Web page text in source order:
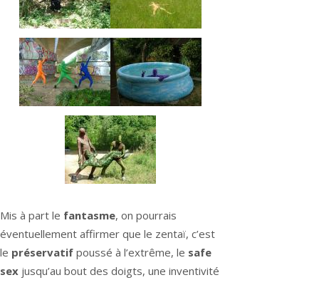
Mis à part le fantasme, on pourrais
éventuellement affirmer que le zentaï, c’est
le préservatif poussé à l’extrême, le safe
sex jusqu’au bout des doigts, une inventivité